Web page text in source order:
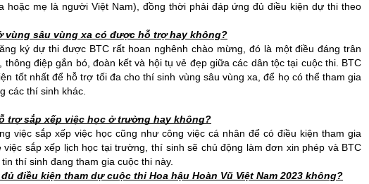
hoặc mẹ là người Việt Nam), đồng thời phải đáp ứng đủ điều kiện dự thi theo
vùng sâu vùng xa có được hỗ trợ hay không?
ký dự thi được BTC rất hoan nghênh chào mừng, đó là một điều đáng trân
điệp gắn bó, đoàn kết và hội tụ vẻ đẹp giữa các dân tộc tại cuộc thi. BTC
tốt nhất để hỗ trợ tối đa cho thí sinh vùng sâu vùng xa, để họ có thể tham gia
các thí sinh khác.
trợ sắp xếp việc học ở trường hay không?
việc sắp xếp việc học cũng như công việc cá nhân để có điều kiện tham gia
sắp xếp lịch học tại trường, thí sinh sẽ chủ động làm đơn xin phép và BTC
thí sinh đang tham gia cuộc thi này.
điều kiện tham dự cuộc thi Hoa hậu Hoàn Vũ Việt Nam 2023 không?